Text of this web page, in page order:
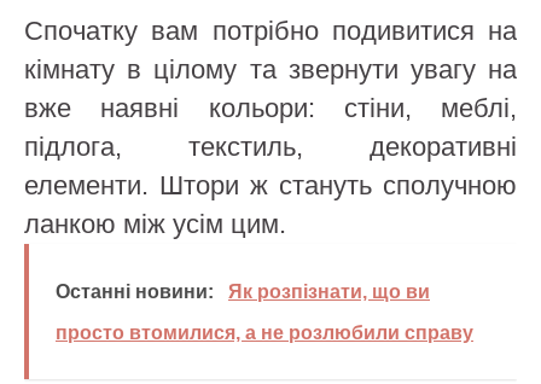
Спочатку вам потрібно подивитися на
кімнату в цілому та звернути увагу на
вже наявні кольори: стіни, меблі,
підлога, текстиль, декоративні
елементи. Штори ж стануть сполучною
ланкою між усім цим.
Останні новини:
Як розпізнати, що ви
просто втомилися, а не розлюбили справу